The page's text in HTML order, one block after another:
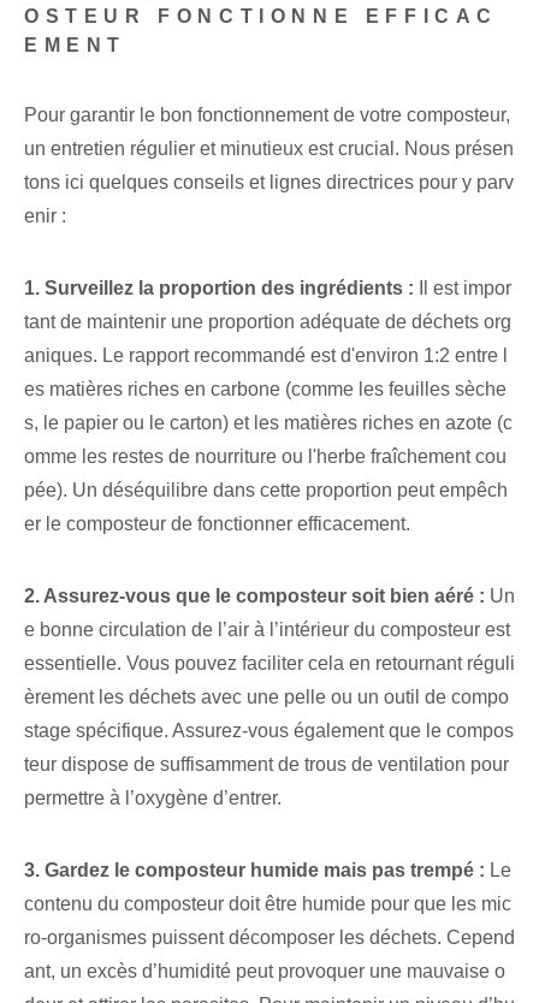
OSTEUR FONCTIONNE EFFICAC
EMENT
Pour garantir le bon fonctionnement de votre composteur,
un entretien régulier et minutieux est crucial. Nous présen
tons ici quelques conseils et lignes directrices pour y parv
enir :
1. Surveillez la proportion des ingrédients : Il est impor
tant de maintenir une proportion adéquate de déchets org
aniques. Le rapport recommandé est d'environ 1:2 entre l
es matières riches en carbone (comme les feuilles sèche
s, le papier ou le carton) et les matières riches en azote (c
omme les restes de nourriture ou l'herbe fraîchement cou
pée). Un déséquilibre dans cette proportion peut empêch
er le composteur de fonctionner efficacement.
2. Assurez-vous que le composteur soit bien aéré : Un
e bonne circulation de l’air à l’intérieur du composteur est
essentielle. Vous pouvez faciliter cela en retournant réguli
èrement les déchets avec une pelle ou un outil de compo
stage spécifique. Assurez-vous également que le compos
teur dispose de suffisamment de trous de ventilation pour
permettre à l’oxygène d’entrer.
3. Gardez le composteur humide mais pas trempé : Le
contenu du composteur doit être humide pour que les mic
ro-organismes puissent décomposer les déchets. Cepend
ant, un excès d’humidité peut provoquer une mauvaise o